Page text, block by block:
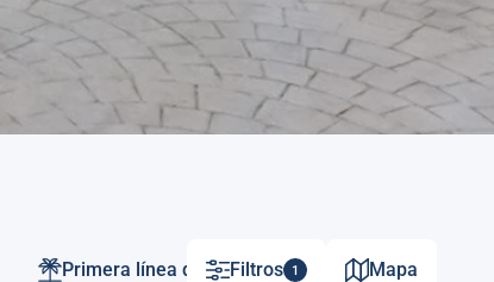
Primera línea de playaFiltros 1 Mapa